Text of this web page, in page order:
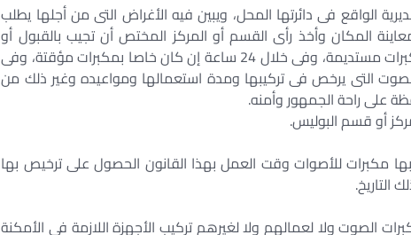
الواقع فى دائرتها المحل، ويبين فيه الأغراض التى من أجلها يطلب
المكان وأخذ رأى القسم أو المركز المختص أن تجيب بالقبول أو
الرفض فى خلال ثمانية أيام إن كان الطلب خاصا بمكبرات مستديمة، وفى خلال 24 ساعة إن كان خاصا بمكبرات مؤقتة، وفى
التى يرخص فى تركيبها ومدة استعمالها ومواعيده وغير ذلك من
على راحة الجمهور وأمنه.
أو قسم البوليس.
مكبرات للأصوات وقت العمل بهذا القانون الحصول على ترخيص بها
الصوت ولا لعمالهم ولا لغيرهم تركيب الأجهزة اللازمة فى الأمكنة